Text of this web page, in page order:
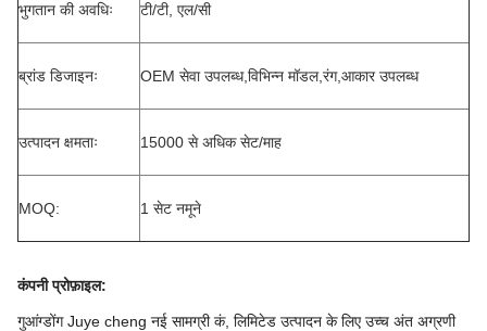
भुगतान की अवधिः टी/टी, एल/सी
ब्रांड डिजाइनः OEM सेवा उपलब्ध,विभिन्न मॉडल,रंग,आकार उपलब्ध
उत्पादन क्षमताः 15000 से अधिक सेट/माह
MOQ: 1 सेट नमूने
कंपनी प्रोफ़ाइल:
गुआंग्डोंग Juye cheng नई सामग्री कं, लिमिटेड उत्पादन के लिए उच्च अंत अग्रणी